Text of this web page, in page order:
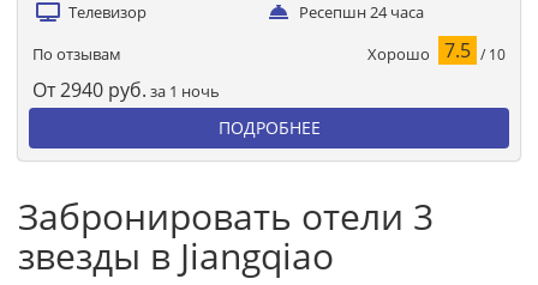
Телевизор
Ресепшн 24 часа
По отзывам Хорошо 7.5 / 10
От2940 руб. за 1 ночь
ПОДРОБНЕЕ
Забронировать отели 3
звезды в Jiangqiao